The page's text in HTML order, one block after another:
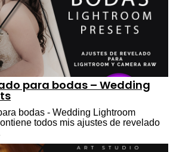
para bodas – Wedding
bodas - Wedding Lightroom
todos mis ajustes de revelado